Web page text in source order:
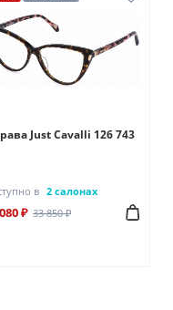
Just Cavalli 126 743
в 2 салонах
₽ 33 850 ₽